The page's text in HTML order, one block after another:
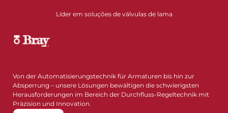
Líder em soluções de válvulas de lama
Von der Automatisierungstechnik für Armaturen bis hin zur
Absperrung – unsere Lösungen bewältigen die schwierigsten
Herausforderungen im Bereich der Durchfluss-Regeltechnik mit
Präzision und Innovation.